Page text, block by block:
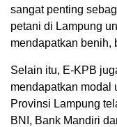
sangat penting
petani di Lampung
mendapatkan benih,
Selain itu, E-KPB
mendapatkan modal
Provinsi Lampung
BNI, Bank Mandiri